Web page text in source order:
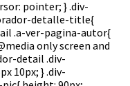
pointer; } .div-
detalle-title{
.a-ver-pagina-autor{
only screen and
detail .div-
10px; } .div-